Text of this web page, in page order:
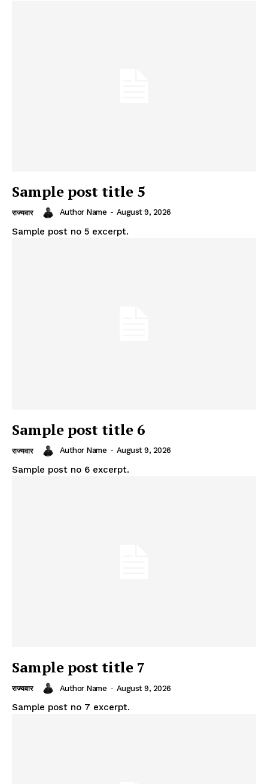
Sample post title 5
राज्यवार Author Name - August 9, 2026
Sample post no 5 excerpt.
Sample post title 6
राज्यवार Author Name - August 9, 2026
Sample post no 6 excerpt.
Sample post title 7
राज्यवार Author Name - August 9, 2026
Sample post no 7 excerpt.